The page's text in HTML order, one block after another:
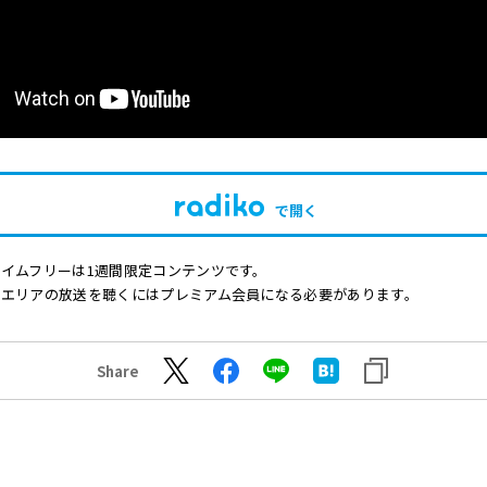
で開く
ムフリーは1週間限定コンテンツです。
リアの放送を聴くにはプレミアム会員になる必要があります。
Share